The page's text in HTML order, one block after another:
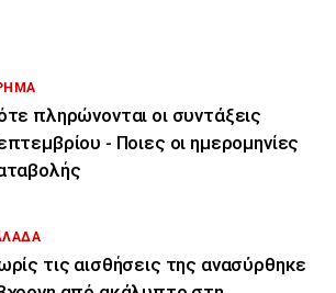
πληρώνονται οι συντάξεις
- Ποιες οι ημερομηνίες
τις αισθήσεις της ανασύρθηκε